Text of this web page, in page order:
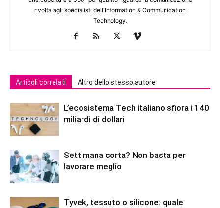
rivolta agli specialisti dell'lnformation & Communication
Technology.
Articoli correlati Altro dello stesso autore
L’ecosistema Tech italiano sfiora i 140
miliardi di dollari
Settimana corta? Non basta per
lavorare meglio
Tyvek, tessuto o silicone: quale